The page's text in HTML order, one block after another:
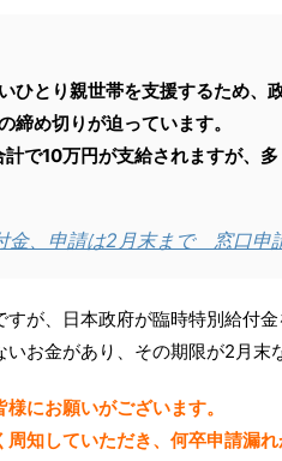
ひとり親世帯を支援するため、
締め切りが迫っています。
で10万円が支給されますが、
金、申請は2月末まで 窓口申
が、日本政府が臨時特別給付
お金があり、その期限が2月末
にお願いがございます。
知していただき、何卒申請漏